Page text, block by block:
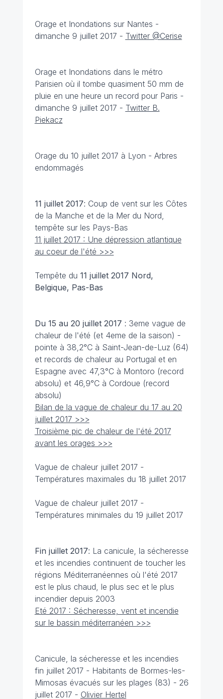
Orage et Inondations sur Nantes -
dimanche 9 juillet 2017 - Twitter @Cerise
Orage et Inondations dans le métro
Parisien où il tombe quasiment 50 mm de
pluie en une heure un record pour Paris -
dimanche 9 juillet 2017 - Twitter B.
Piekacz
Orage du 10 juillet 2017 à Lyon - Arbres
endommagés
11 juillet 2017: Coup de vent sur les Côtes
de la Manche et de la Mer du Nord,
tempête sur les Pays-Bas
11 juillet 2017 : Une dépression atlantique
au coeur de l'été >>>
Tempête du 11 juillet 2017 Nord,
Belgique, Pas-Bas
Du 15 au 20 juillet 2017 : 3eme vague de
chaleur de l'été (et 4eme de la saison) -
pointe à 38,2°C à Saint-Jean-de-Luz (64)
et records de chaleur au Portugal et en
Espagne avec 47,3°C à Montoro (record
absolu) et 46,9°C à Cordoue (record
absolu)
Bilan de la vague de chaleur du 17 au 20
juillet 2017 >>>
Troisième pic de chaleur de l'été 2017
avant les orages >>>
Vague de chaleur juillet 2017 -
Températures maximales du 18 juillet 2017
Vague de chaleur juillet 2017 -
Températures minimales du 19 juillet 2017
Fin juillet 2017: La canicule, la sécheresse
et les incendies continuent de toucher les
régions Méditerranéennes où l'été 2017
est le plus chaud, le plus sec et le plus
incendier depuis 2003
Eté 2017 : Sécheresse, vent et incendie
sur le bassin méditerranéen >>>
Canicule, la sécheresse et les incendies
fin juillet 2017 - Habitants de Bormes-les-
Mimosas évacués sur les plages (83) - 26
juillet 2017 - Olivier Hertel